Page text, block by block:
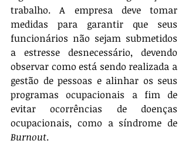
trabalho. A empresa deve tomar
medidas para garantir que seus
funcionários não sejam submetidos
a estresse desnecessário, devendo
observar como está sendo realizada a
gestão de pessoas e alinhar os seus
programas ocupacionais a fim de
evitar ocorrências de doenças
Burnout.